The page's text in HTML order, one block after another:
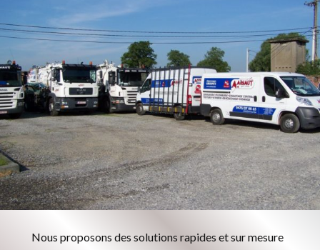
Nous proposons des solutions rapides et sur mesure